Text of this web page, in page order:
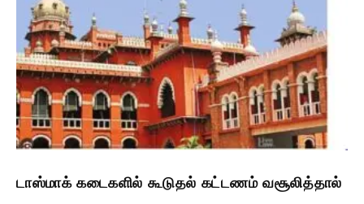
டாஸ்மாக் கடைகளில் கூடுதல் கட்டணம் வசூலித்தால்